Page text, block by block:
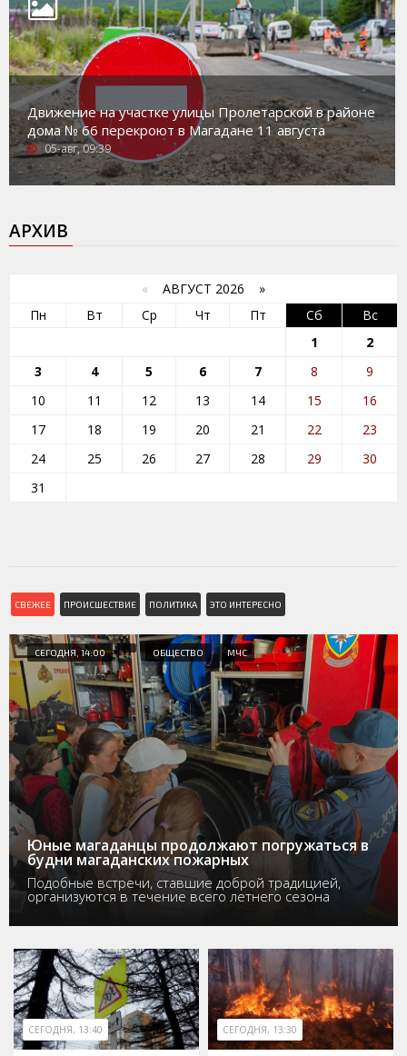
Движение на участке улицы Пролетарской в районе
дома № 66 перекроют в Магадане 11 августа
05-авг, 09:39
АРХИВ
« АВГУСТ 2026 »
Пн
Вт Ср Чт Пт Сб
Вс
1
2
3
4 5 6 7 8
9
10
11 12 13 14 15
16
17
18 19 20 21 22
23
24
25 26 27 28 29
30
31
СВЕЖЕЕ ПРОИСШЕСТВИЕ ПОЛИТИКА ЭТО ИНТЕРЕСНО
СЕГОДНЯ, 14:00 ОБЩЕСТВО МЧС
Юные магаданцы продолжают погружаться в
будни магаданских пожарных
Подобные встречи, ставшие доброй традицией,
организуются в течение всего летнего сезона
СЕГОДНЯ, 13:40 СЕГОДНЯ, 13:30